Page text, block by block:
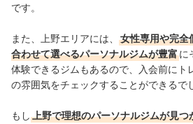
です。
また、上野エリアには、
女性専用や完全
合わせて選べるパーソナルジムが豊富に
体験できるジムもあるので、入会前にト
の雰囲気をチェックすることができるで
もし 上野で理想のパーソナルジムが見